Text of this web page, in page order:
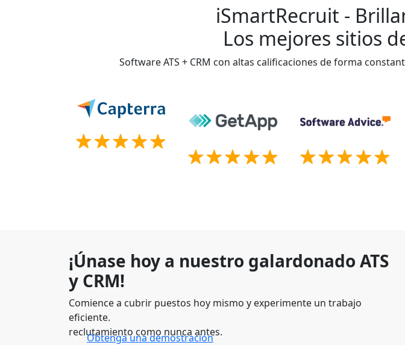
iSmartRecruit -
Los mejores sitios
Software ATS + CRM con altas calificaciones de forma
¡Únase hoy a nuestro galardonado ATS
y CRM!
Comience a cubrir puestos hoy mismo y experimente un trabajo
eficiente.
reclutamiento como nunca antes.
Obtenga una demostración